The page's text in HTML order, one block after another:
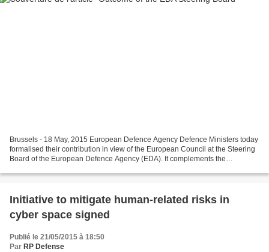
Brussels - 18 May, 2015 European Defence Agency Defence Ministers today
formalised their contribution in view of the European Council at the Steering
Board of the European Defence Agency (EDA). It complements the
Initiative to mitigate human-related risks in
cyber space signed
Publié le 21/05/2015 à 18:50
Par RP Defense